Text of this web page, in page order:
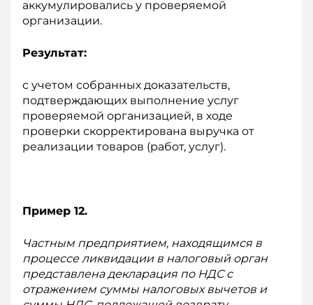
аккумулировались у проверяемой
организации.
Результат:
с учетом собранных доказательств,
подтверждающих выполнение услуг
проверяемой организацией, в ходе
проверки скорректирована выручка от
реализации товаров (работ, услуг).
Пример 12.
Частным предприятием, находящимся в
процессе ликвидации в налоговый орган
представлена декларация по НДС с
отражением суммы налоговых вычетов и